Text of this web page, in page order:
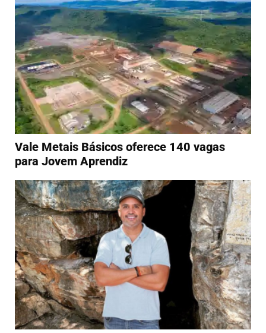
Vale Metais Básicos oferece 140 vagas
para Jovem Aprendiz